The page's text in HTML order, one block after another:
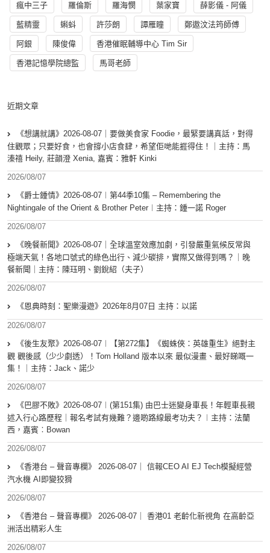
瘋中三子 羅倫斯 羅海憫 葉家寶 薛影儀 - 阿儀
藍精靈 蝌蚪 許莎朗 譚雁瞳 鄭遨汶法筠師傅
阿銀 陳俊偉 香港催眠輔導中心 Tim Sir
香港記憶學院總監 馬哥老師
近期文章
《想講就講》2026-08-07｜要做美食家 Foodie，最緊要講真話，對得
住觀眾；只要好食，也會撐小店食肆，希望佢哋能捱得住！｜主持：馬
溱禧 Heily, 莊韻澄 Xenia, 嘉賓：雅軒 Kinki
2026/08/07
《爵士鍾情》2026-08-07︱第44季10集 – Remembering the
Nightingale of the Orient & Brother Peter︱主持：鍾一諾 Roger
2026/08/07
《晚餐新聞》2026-08-07｜全球溫室效應加劇，引發嚴重氣候反常與
極端天氣！各地口號式的綠色出行、減少碳排，實際又做得到嗎？｜晚
餐新聞｜主持：陳珏明、劉銳紹（夫子）
2026/08/07
《恩典時刻：聖樂漫遊》2026年8月07日 主持：以諾
2026/08/07
《後生友聚》2026-08-07︱【第272集】《蜘蛛俠：英雄重生》絕對主
觀 觀後感（少少劇透）！Tom Holland 版本以來 最似漫畫、最好睇嘅一
集！｜主持：Jack、諾少
2026/08/07
《巴膠不敗》2026-08-07︱(第151集) 由巴士迷變身車長！年輕車長親
述入行心路歷程｜報名考試有幾難？邊啲路線最考功夫？︱主持：法蘭
西，嘉賓︰Bowan
2026/08/07
《香港台 – 聲音專欄》 2026-08-07｜ 信報CEO AI EJ Tech模擬經營
汽水機 AI即變狡猾
2026/08/07
《香港台 – 聲音專欄》 2026-08-07｜ 香港01 老齡化新視角 在高齡亞
洲活出精彩人生
2026/08/07